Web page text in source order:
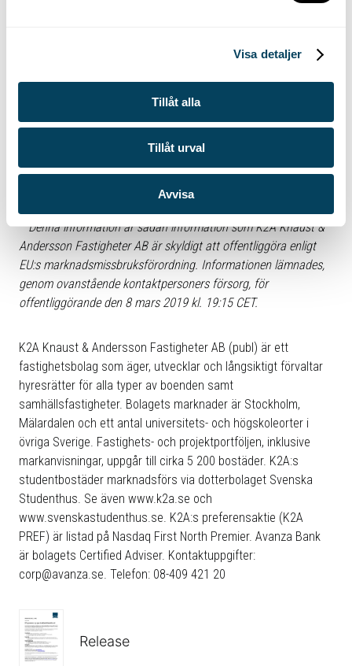
Visa detaljer
Tillåt alla
Tillåt urval
Avvisa
johan.knaust@k2a.se
Christian Lindberg, CFO K2A, 070-723 39 48,
christian.lindberg@k2a.se
Patrik Linzenbold, IR-chef K2A, 0708-252630,
Denna information är sådan information som K2A Knaust &
Andersson Fastigheter AB är skyldigt att offentliggöra enligt
EU:s marknadsmissbruksförordning. Informationen lämnades,
genom ovanstående kontaktpersoners försorg, för
offentliggörande den 8 mars 2019 kl. 19:15 CET.
K2A Knaust & Andersson Fastigheter AB (publ) är ett
fastighetsbolag som äger, utvecklar och långsiktigt förvaltar
hyresrätter för alla typer av boenden samt
samhällsfastigheter. Bolagets marknader är Stockholm,
Mälardalen och ett antal universitets- och högskoleorter i
övriga Sverige. Fastighets- och projektportföljen, inklusive
markanvisningar, uppgår till cirka 5 200 bostäder. K2A:s
studentbostäder marknadsförs via dotterbolaget Svenska
Studenthus. Se även www.k2a.se och
www.svenskastudenthus.se . K2A:s preferensaktie (K2A
PREF) är listad på Nasdaq First North Premier. Avanza Bank
är bolagets Certified Adviser. Kontaktuppgifter:
corp@avanza.se. Telefon: 08-409 421 20
Release